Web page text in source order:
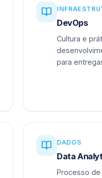
DevOps
Cultura e
para
DADOS
Data
Processo de